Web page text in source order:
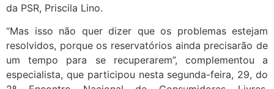
da PSR, Priscila Lino.
“Mas isso não quer dizer que os problemas estejam
resolvidos, porque os reservatórios ainda precisarão de
um tempo para se recuperarem”, complementou a
especialista, que participou nesta segunda-feira, 29, do